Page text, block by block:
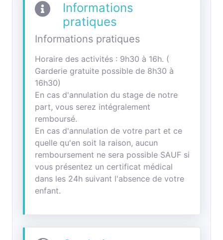
Informations
pratiques
Informations pratiques
Horaire des activités : 9h30 à 16h. (
Garderie gratuite possible de 8h30 à
16h30)
En cas d'annulation du stage de notre
part, vous serez intégralement
remboursé.
En cas d'annulation de votre part et ce
quelle qu'en soit la raison, aucun
remboursement ne sera possible SAUF si
vous présentez un certificat médical
dans les 24h suivant l'absence de votre
enfant.